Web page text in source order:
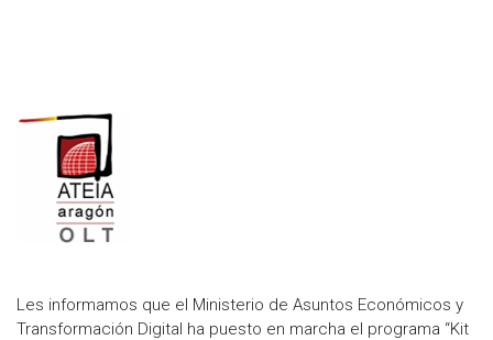
Les informamos que el Ministerio de Asuntos Económicos y
Transformación Digital ha puesto en marcha el programa “Kit